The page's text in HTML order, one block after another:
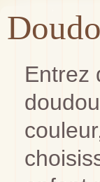
Entrez